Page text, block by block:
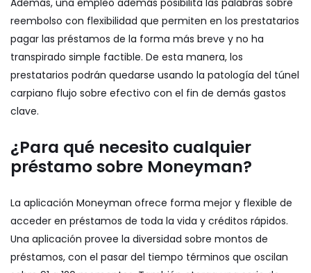
Además, una empleo además posibilita las palabras sobre
reembolso con flexibilidad que permiten en los prestatarios
pagar las préstamos de la forma más breve y no ha
transpirado simple factible. De esta manera, los
prestatarios podrán quedarse usando la patologí­a del túnel
carpiano flujo sobre efectivo con el fin de demás gastos
clave.
¿Para qué necesito cualquier
préstamo sobre Moneyman?
La aplicación Moneyman ofrece forma mejor y flexible de
acceder en préstamos de toda la vida y créditos rápidos.
Una aplicación provee la diversidad sobre montos de
préstamos, con el pasar del tiempo términos que oscilan